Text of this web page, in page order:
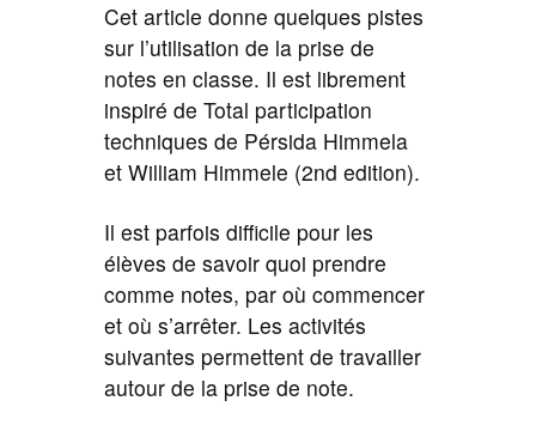
Cet article donne quelques pistes
sur l’utilisation de la prise de
notes en classe. Il est librement
inspiré de Total participation
techniques de Pérsida Himmela
et William Himmele (2nd edition).
Il est parfois difficile pour les
élèves de savoir quoi prendre
comme notes, par où commencer
et où s’arrêter. Les activités
suivantes permettent de travailler
autour de la prise de note.